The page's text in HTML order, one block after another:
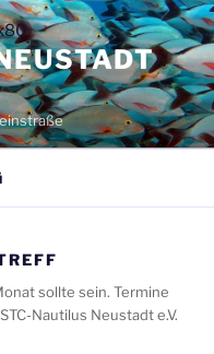
sollte sein. Termine
Nautilus Neustadt e.V.